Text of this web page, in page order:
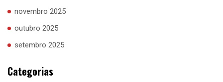
novembro 2025
outubro 2025
setembro 2025
Categorias